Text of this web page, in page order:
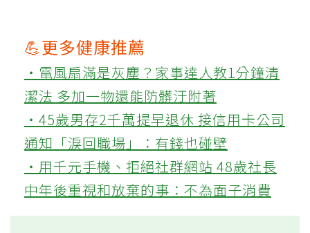
💪更多健康推薦
‧電風扇滿是灰塵？家事達人教1分鐘清
潔法 多加一物還能防髒汙附著
‧45歲男存2千萬提早退休 接信用卡公司
通知「淚回職場」：有錢也碰壁
‧用千元手機、拒絕社群網站 48歲社長
中年後重視和放棄的事：不為面子消費